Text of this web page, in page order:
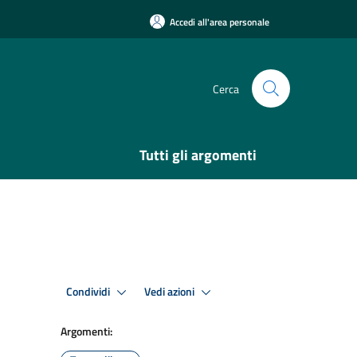
Accedi all'area personale
Cerca
Tutti gli argomenti
Condividi Vedi azioni
Argomenti: